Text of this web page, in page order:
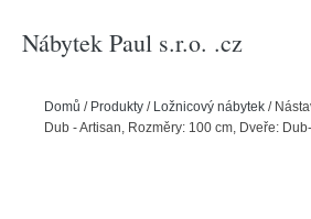
Nábytek Paul s.r.o. .cz
Domů / Produkty / Ložnicový nábytek /
Dub - Artisan, Rozměry: 100 cm, Dveře: